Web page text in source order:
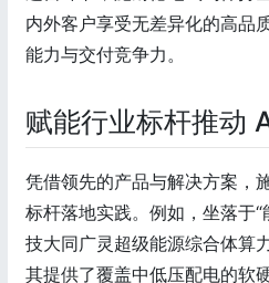
内外客户享受无差异化的高品
能力与交付竞争力。
赋能行业标杆推动
凭借领先的产品与解决方案，
标杆落地实践。例如，坐落于
技大同广灵超级能源综合体算
其提供了覆盖中低压配电的软